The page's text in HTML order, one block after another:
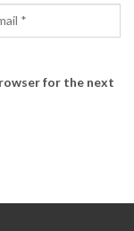
for the next